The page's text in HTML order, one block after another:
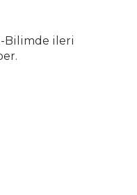
Bilimde ileri